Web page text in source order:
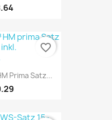
Prima Satz...
favorite_border